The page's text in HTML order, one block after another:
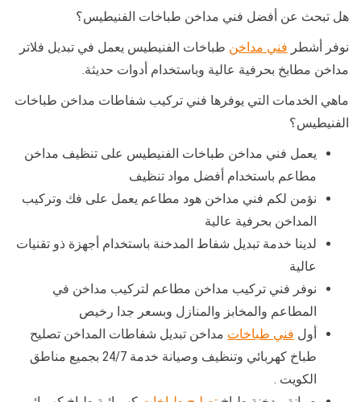
هل تبحث عن أفضل فني مداخن طباخات الفنيطيس؟
نوفر أشطر فني مداخن طباخات الفنيطيس يعمل في تبديل فلاتر
مداخن مطابخ بحرفية عالية وباستخدام أدوات حديثة.
ماهي الخدمات التي يوفرها فني تركيب شفاطات مداخن طباخات
الفنيطيس؟
يعمل فني مداخن طباخات الفنيطيس على تنظيف مداخن
مطاعم باستخدام أفضل مواد تنظيف
نؤمن لكم فني مداخن هود مطاعم يعمل على فك وتركيب
المداخن بحرفية عالية
لدينا خدمة تبديل شفاط المدخنة باستخدام أجهزة ذو تقنيات
عالية
نوفر فني تركيب مداخن مطاعم لتركيب مداخن في
المطاعم والمخابز والمنازل وبسعر جدا رخيص
أول فني طباخات مداخن تبديل شفاطات المداخن تصليح
طباخ كهربائي وتنظيف وصيانة خدمة 24/7 بجميع مناطق
الكويت .